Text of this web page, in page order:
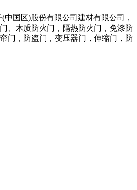
中国区)股份有限公司建材有限公司，
、木质防火门，隔热防火门，免漆防
门，防盗门，变压器门，伸缩门，防